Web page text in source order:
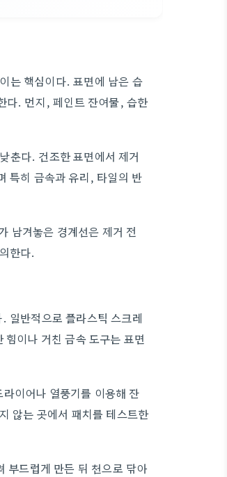
는 핵심이다. 표면에 남은 습
다. 먼지, 페인트 잔여물, 습한
춘다. 건조한 표면에서 제거
특히 금속과 유리, 타일의 반
남겨놓은 경계선은 제거 전
한다.
일반적으로 플라스틱 스크레
이나 거친 금속 도구는 표면
이어나 열풍기를 이용해 잔
않는 곳에서 패치를 테스트한
부드럽게 만든 뒤 천으로 닦아